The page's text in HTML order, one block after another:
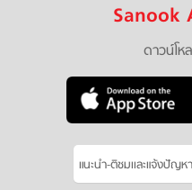
Sanook
ดาวน์โห
แนะนำ-ติชมเเละแจ้งปัญห